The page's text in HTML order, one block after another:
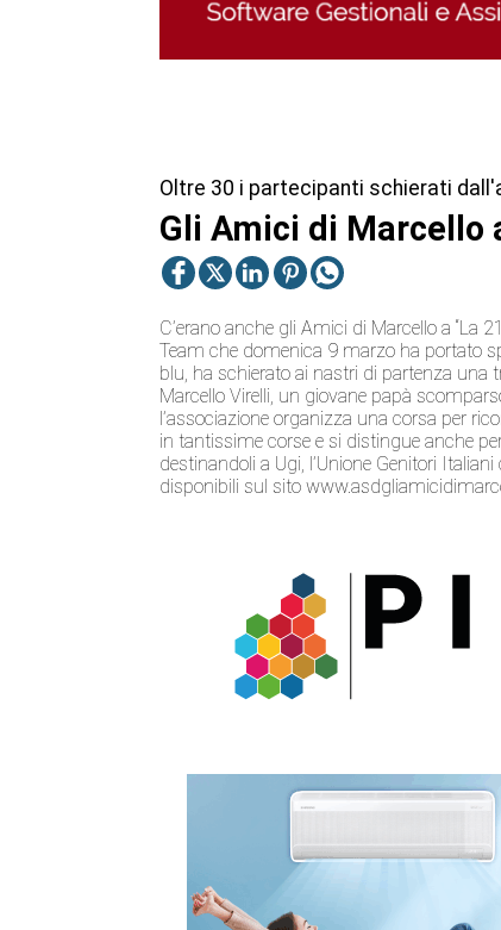
Oltre 30 i partecipanti schierati
Gli Amici di Marcello
C’erano anche gli Amici di Marcello a “La
Team che domenica 9 marzo ha portato
blu, ha schierato ai nastri di partenza una
Marcello Virelli, un giovane papà
l’associazione organizza una corsa per
in tantissime corse e si distingue anche
destinandoli a Ugi, l’Unione Genitori
disponibili sul sito